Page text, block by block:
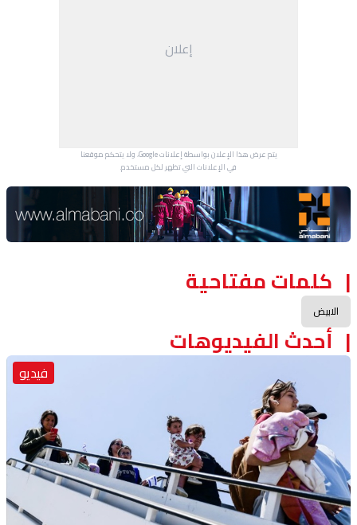
إعلان
يتم عرض هذا الإعلان بواسطة إعلانات Google، ولا يتحكم موقعنا
في الإعلانات التي تظهر لكل مستخدم.
Advertisement Section
كلمات مفتاحية
الابيض
أحدث الفيديوهات
فيديو